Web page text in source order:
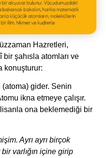
Hazretleri,
bir şahısla atomları ve
konuşturur:
(atoma) gider. Senin
ikna etmeye çalışır.
ona beklemediği bir
Ayrı ayrı birçok
varlığın içine girip